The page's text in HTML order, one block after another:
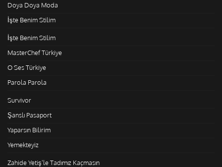
Doya Doya Moda
İşte Benim Stilim
İşte Benim Stilim
MasterChef Türkiye
O Ses Türkiye
Parola Parola
Survivor
Şanslı Pasaport
Yaparsın Bilirim
Yemekteyiz
Zahide Yetiş'le Tadımız Kaçmasın